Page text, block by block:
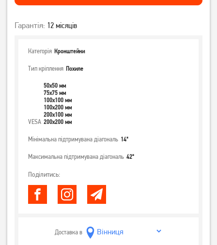
Гарантія: 12 місяців
Категорія Кронштейни
Тип кріплення Похиле
VESA
50x50 мм
75x75 мм
100x100 мм
100x200 мм
200x100 мм
200x200 мм
Мінімальна підтримувана діагональ 14"
Максимальна підтримувана діагональ 42"
Поділитись:
Доставка в